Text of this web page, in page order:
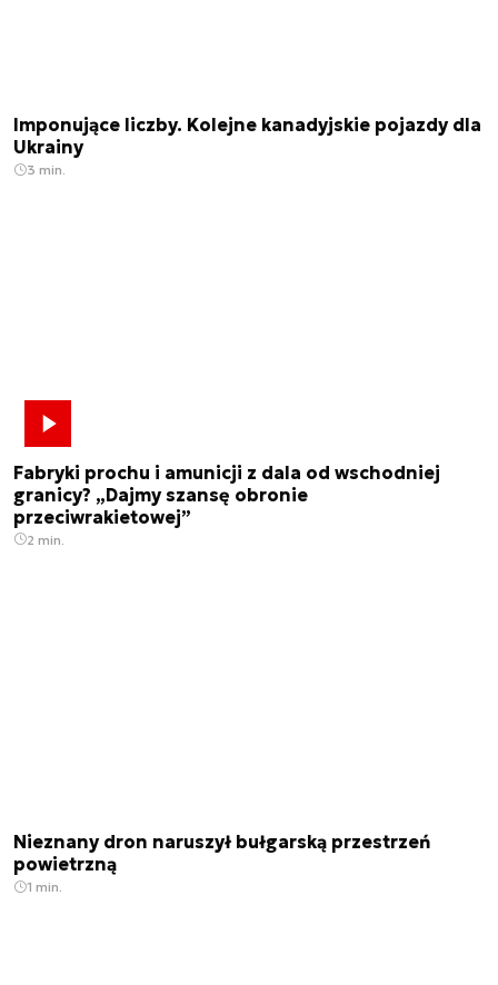
Imponujące liczby. Kolejne kanadyjskie pojazdy dla
Ukrainy
3 min.
Fabryki prochu i amunicji z dala od wschodniej
granicy? „Dajmy szansę obronie
przeciwrakietowej”
2 min.
Nieznany dron naruszył bułgarską przestrzeń
powietrzną
1 min.